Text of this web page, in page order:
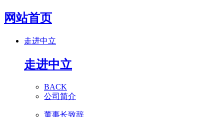
网站首页
走进中立
走进中立
BACK
公司简介
董事长致辞